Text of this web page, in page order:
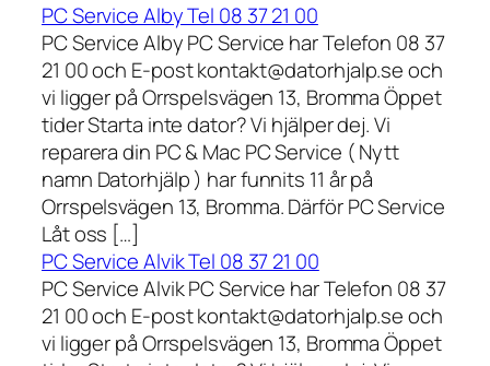
PC Service Alby Tel 08 37 21 00
PC Service Alby PC Service har Telefon 08 37
21 00 och E-post kontakt@datorhjalp.se och
vi ligger på Orrspelsvägen 13, Bromma Öppet
tider Starta inte dator? Vi hjälper dej. Vi
reparera din PC & Mac PC Service ( Nytt
namn Datorhjälp ) har funnits 11 år på
Orrspelsvägen 13, Bromma. Därför PC Service
Låt oss […]
PC Service Alvik Tel 08 37 21 00
PC Service Alvik PC Service har Telefon 08 37
21 00 och E-post kontakt@datorhjalp.se och
vi ligger på Orrspelsvägen 13, Bromma Öppet